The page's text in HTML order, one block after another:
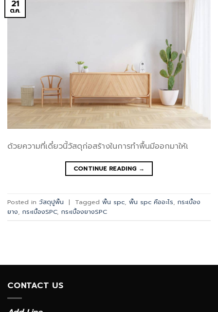
21
ต.ค.
ด้วยความที่เดี๋ยวนี้วัสดุก่อสร้างในการทำพื้นมีออกมาให้เ
CONTINUE READING →
Posted in วัสดุปูพื้น | Tagged พื้น spc พื้น spc คืออะไร กระเบื้อง
ยาง กระเบื้องSPC, กระเบื้องยางSPC
CONTACT US